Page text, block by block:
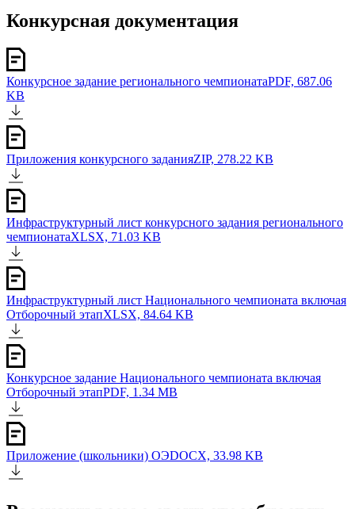
Конкурсная документация
Конкурсное задание регионального чемпионатаPDF, 687.06
KB
Приложения конкурсного заданияZIP, 278.22 KB
Инфраструктурный лист конкурсного задания регионального
чемпионатаXLSX, 71.03 KB
Инфраструктурный лист Национального чемпионата включая
Отборочный этапXLSX, 84.64 KB
Конкурсное задание Национального чемпионата включая
Отборочный этапPDF, 1.34 MB
Приложение (школьники) ОЭDOCX, 33.98 KB